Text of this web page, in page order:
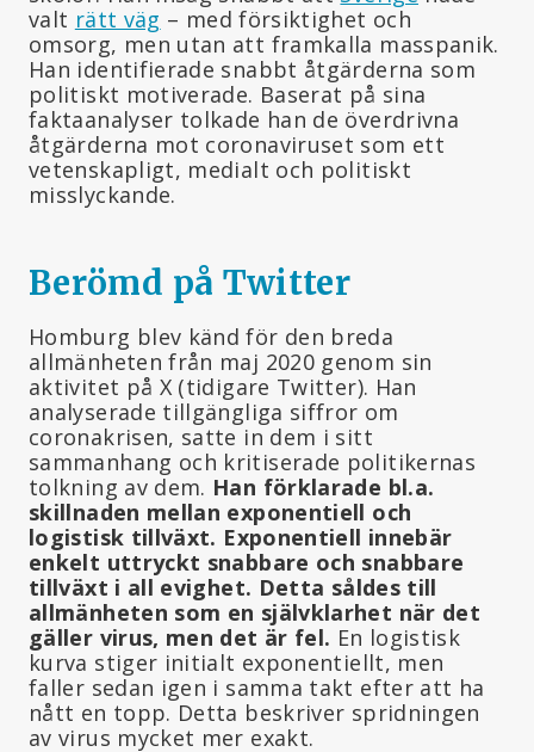
valt rätt väg – med försiktighet och
omsorg, men utan att framkalla masspanik.
Han identifierade snabbt åtgärderna som
politiskt motiverade. Baserat på sina
faktaanalyser tolkade han de överdrivna
åtgärderna mot coronaviruset som ett
vetenskapligt, medialt och politiskt
misslyckande.
Berömd på Twitter
Homburg blev känd för den breda
allmänheten från maj 2020 genom sin
aktivitet på X (tidigare Twitter). Han
analyserade tillgängliga siffror om
coronakrisen, satte in dem i sitt
sammanhang och kritiserade politikernas
tolkning av dem. Han förklarade bl.a.
skillnaden mellan exponentiell och
logistisk tillväxt. Exponentiell innebär
enkelt uttryckt snabbare och snabbare
tillväxt i all evighet. Detta såldes till
allmänheten som en självklarhet när det
gäller virus, men det är fel. En logistisk
kurva stiger initialt exponentiellt, men
faller sedan igen i samma takt efter att ha
nått en topp. Detta beskriver spridningen
av virus mycket mer exakt.